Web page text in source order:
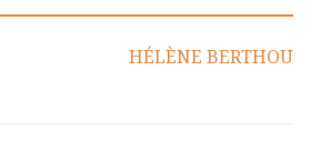
HÉLÈNE BERTHOU